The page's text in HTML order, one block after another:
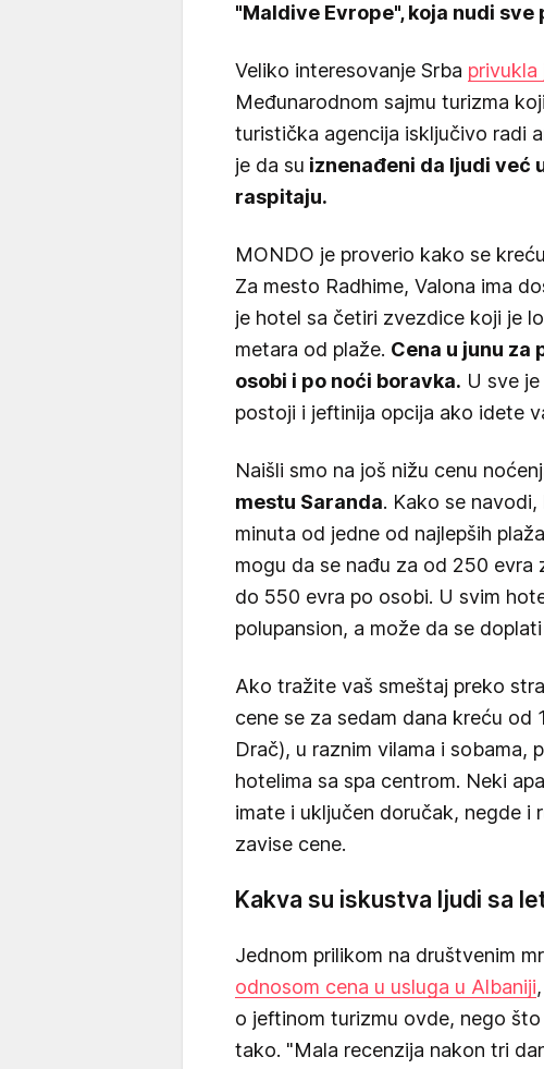
"Maldive Evrope", koja nudi sve
Veliko interesovanje Srba privukla
Međunarodnom sajmu turizma
turistička agencija isključivo radi
je da su iznenađeni da ljudi već
raspitaju.
MONDO je proverio kako se
Za mesto Radhime, Valona ima
je hotel sa četiri zvezdice koji je
metara od plaže. Cena u junu za
osobi i po noći boravka. U sve
postoji i jeftinija opcija ako idete
Naišli smo na još nižu cenu
mestu Saranda. Kako se
minuta od jedne od najlepših
mogu da se nađu za od 250 evra
do 550 evra po osobi. U svim
polupansion, a može da se
Ako tražite vaš smeštaj preko
cene se za sedam dana kreću od
Drač), u raznim vilama i sobama,
hotelima sa spa centrom. Neki
imate i uključen doručak, negde i
zavise cene.
Kakva su iskustva ljudi sa
Jednom prilikom na društvenim
odnosom cena u usluga u Albaniji
o jeftinom turizmu ovde, nego
tako. "Mala recenzija nakon tri